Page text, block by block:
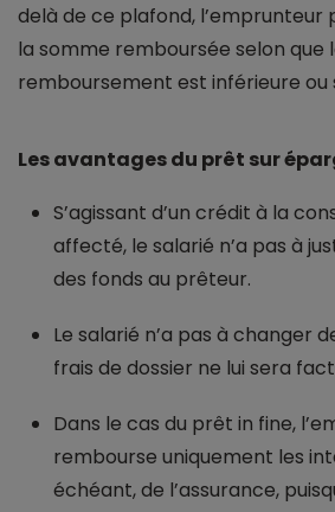
delà de ce plafond, l’emprunteur
la somme remboursée selon que
remboursement est inférieure ou
Les avantages du prêt sur
S’agissant d’un crédit à la
affecté, le salarié n’a pas à
des fonds au prêteur.
Le salarié n’a pas à changer
frais de dossier ne lui sera
Dans le cas du prêt in fine,
rembourse uniquement les
échéant, de l’assurance,